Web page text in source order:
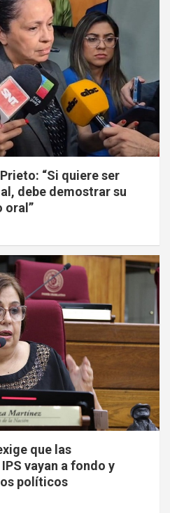
“Si quiere ser
debe demostrar su
oral”
que las
vayan a fondo y
políticos